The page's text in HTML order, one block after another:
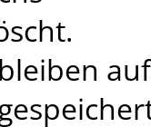
auf